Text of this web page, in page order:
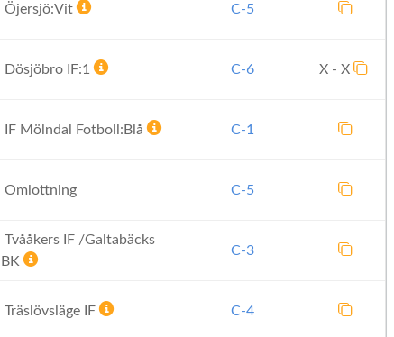
Öjersjö:Vit C-5
Dösjöbro IF:1 C-6 X - X
IF Mölndal Fotboll:Blå C-1
Omlottning C-5
Tvååkers IF /Galtabäcks
BK
C-3
Träslövsläge IF C-4